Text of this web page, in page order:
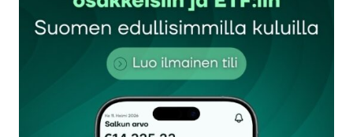
Sähköpostiosoitettasi ei julkaista.Pakolliset
kentät on merkitty*
Kommentti*